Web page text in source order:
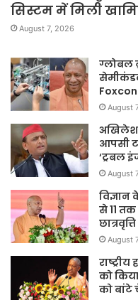
सिस्टम में मिली
August 7, 2026
ग्लोबल
August
अखिलेश
आपसी
‘ट्रबल
August
विज्ञान
से 11 तक
August
को
को बांटे